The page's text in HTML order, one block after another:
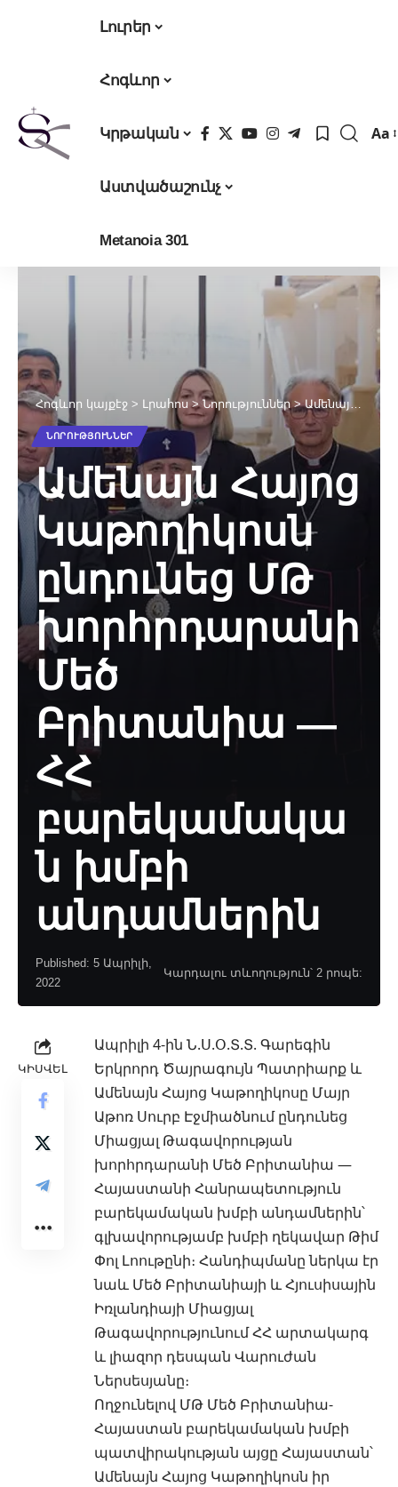
Լուրեր
Հոգևոր
Կրթական
Աստվածաշունչ
Metanoia 301
Aa
Հոգևոր կայքէջ > Լրահոս>Նորություններ >Ամենայն Հայոց Կաթողիկոսն ընդունեց ՄԹ խորհրդարանի Մեծ Բրիտանիա — ՀՀ բարեկամական խմբի անդամներին
ՆՈՐՈՒԹՅՈՒՆՆԵՐ
Ամենայն Հայոց
Կաթողիկոսն
ընդունեց ՄԹ
խորհրդարանի
Մեծ
Բրիտանիա —
ՀՀ
բարեկամակա
ն խմբի
անդամներին
Published: 5 Ապրիլի,
2022
Կարդալու տևողություն՝ 2 րոպե:
ԿԻՍՎԵԼ
Ապրիլի 4-ին Ն.Ս.Օ.Տ.Տ. Գարեգին
Երկրորդ Ծայրագույն Պատրիարք և
Ամենայն Հայոց Կաթողիկոսը Մայր
Աթոռ Սուրբ Էջմիածնում ընդունեց
Միացյալ Թագավորության
խորհրդարանի Մեծ Բրիտանիա —
Հայաստանի Հանրապետություն
բարեկամական խմբի անդամներին՝
գլխավորությամբ խմբի ղեկավար Թիմ
Փոլ Լոութընի։ Հանդիպմանը ներկա էր
նաև Մեծ Բրիտանիայի և Հյուսիսային
Իռլանդիայի Միացյալ
Թագավորությունում ՀՀ արտակարգ
և լիազոր դեսպան Վարուժան
Ներսեսյանը։
Ողջունելով ՄԹ Մեծ Բրիտանիա-
Հայաստան բարեկամական խմբի
պատվիրակության այցը Հայաստան՝
Ամենայն Հայոց Կաթողիկոսն իր